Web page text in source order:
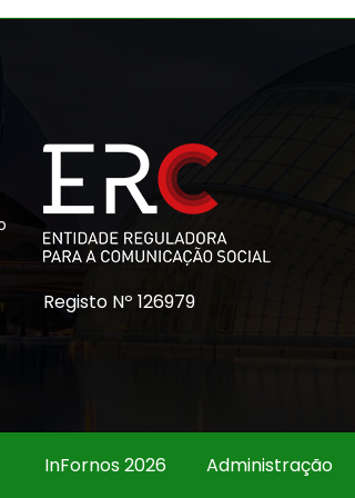
Registo Nº 126979
InFornos 2026 Administração